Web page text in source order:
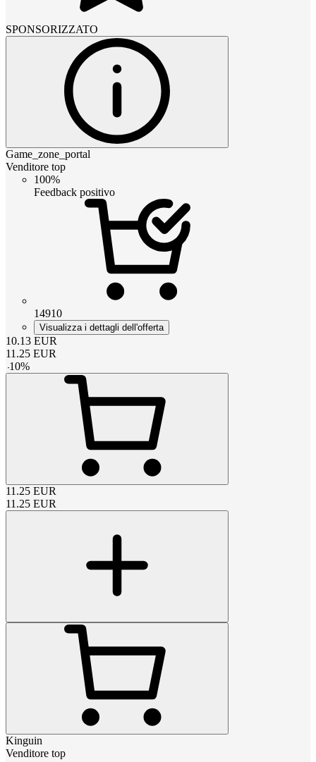
SPONSORIZZATO
Game_zone_portal
Venditore top
100%
Feedback positivo
14910
Visualizza i dettagli dell'offerta
10.13 EUR
11.25 EUR
-10%
11.25 EUR
11.25 EUR
Kinguin
Venditore top